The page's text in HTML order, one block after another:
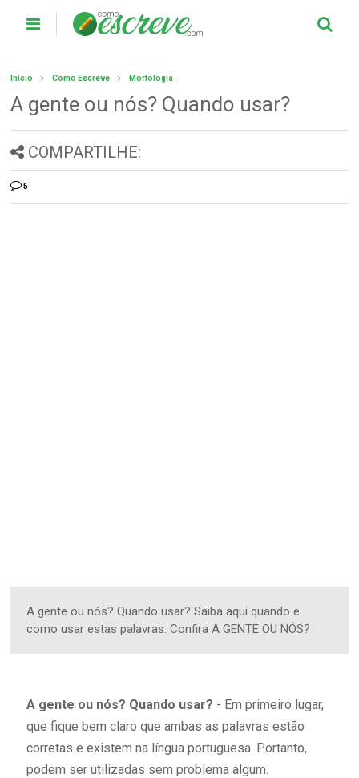
Início Como Escreve Morfologia
A gente ou nós? Quando usar?
COMPARTILHE:
5
A gente ou nós? Quando usar? Saiba aqui quando e
como usar estas palavras. Confira A GENTE OU NÓS?
A gente ou nós? Quando usar? - Em primeiro lugar,
que fique bem claro que ambas as palavras estão
corretas e existem na língua portuguesa. Portanto,
podem ser utilizadas sem problema algum.